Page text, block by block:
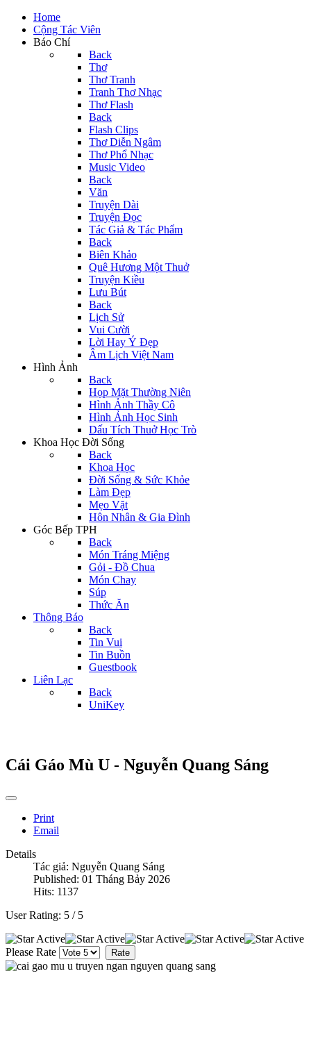
Home
Cộng Tác Viên
Báo Chí
Back
Thơ
Thơ Tranh
Tranh Thơ Nhạc
Thơ Flash
Back
Flash Clips
Thơ Diễn Ngâm
Thơ Phổ Nhạc
Music Video
Back
Văn
Truyện Dài
Truyện Đọc
Tác Giả & Tác Phẩm
Back
Biên Khảo
Quê Hương Một Thuở
Truyện Kiều
Lưu Bút
Back
Lịch Sử
Vui Cười
Lời Hay Ý Đẹp
Âm Lịch Việt Nam
Hình Ảnh
Back
Họp Mặt Thường Niên
Hình Ảnh Thầy Cô
Hình Ảnh Học Sinh
Dấu Tích Thuở Học Trò
Khoa Học Đời Sống
Back
Khoa Học
Đời Sống & Sức Khỏe
Làm Đẹp
Mẹo Vặt
Hôn Nhân & Gia Đình
Góc Bếp TPH
Back
Món Tráng Miệng
Gỏi - Đồ Chua
Món Chay
Súp
Thức Ăn
Thông Báo
Back
Tin Vui
Tin Buồn
Guestbook
Liên Lạc
Back
UniKey
Cái Gáo Mù U - Nguyễn Quang Sáng
Print
Email
Details
Tác giả: Nguyễn Quang Sáng
Published: 01 Tháng Bảy 2026
Hits: 1137
User Rating: 5 / 5
Please Rate